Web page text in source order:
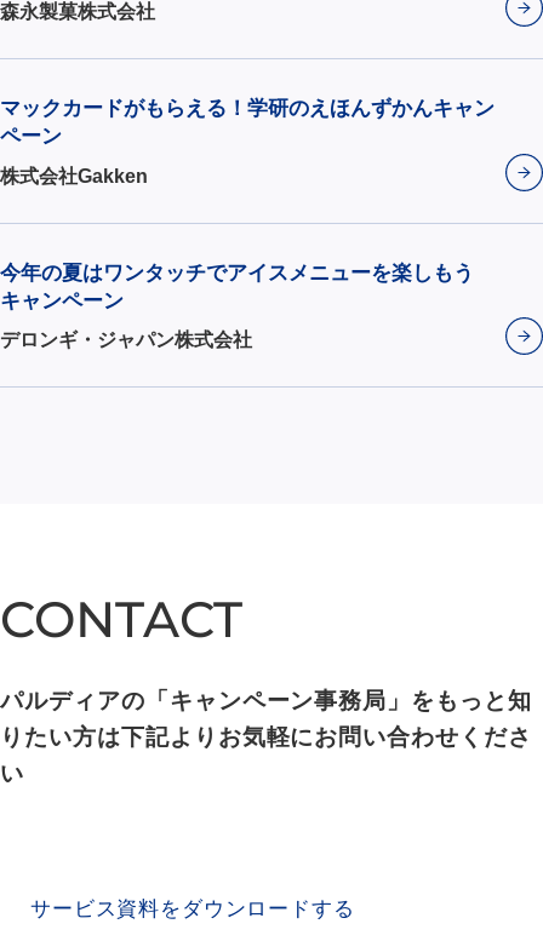
森永製菓株式会社
マックカードがもらえる！学研のえほんずかんキャン
ペーン
株式会社Gakken
今年の夏はワンタッチでアイスメニューを楽しもう
キャンペーン
デロンギ・ジャパン株式会社
CONTACT
CONTACT
パルディアの「キャンペーン事務局」をもっと知
りたい方は下記よりお気軽にお問い合わせくださ
い
サービス資料をダウンロードする